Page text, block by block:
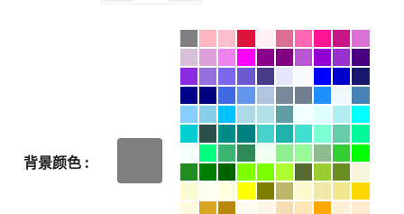
背景颜色